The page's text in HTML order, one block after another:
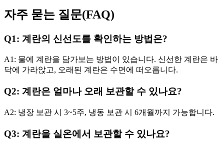
자주 묻는 질문(FAQ)
Q1: 계란의 신선도를 확인하는 방법은?
A1: 물에 계란을 담가보는 방법이 있습니다. 신선한 계란은 바
닥에 가라앉고, 오래된 계란은 수면에 떠오릅니다.
Q2: 계란은 얼마나 오래 보관할 수 있나요?
A2: 냉장 보관 시 3~5주, 냉동 보관 시 6개월까지 가능합니다.
Q3: 계란을 실온에서 보관할 수 있나요?